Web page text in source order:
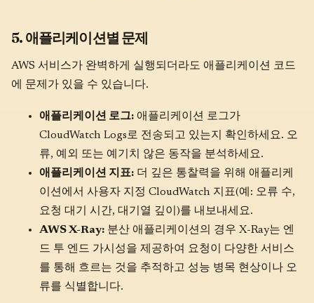
5. 애플리케이션별 문제
AWS 서비스가 완벽하게 실행되더라도 애플리케이션 코드
에 문제가 있을 수 있습니다.
애플리케이션 로그: 애플리케이션 로그가
CloudWatch Logs로 전송되고 있는지 확인하세요. 오
류, 예외 또는 예기치 않은 동작을 분석하세요.
애플리케이션 지표: 더 깊은 통찰력을 위해 애플리케
이션에서 사용자 지정 CloudWatch 지표(예: 오류 수,
요청 대기 시간, 대기열 깊이)를 내보내세요.
AWS X-Ray: 분산 애플리케이션의 경우 X-Ray는 엔
드 투 엔드 가시성을 제공하여 요청이 다양한 서비스
를 통해 흐르는 것을 추적하고 성능 병목 현상이나 오
류를 식별합니다.